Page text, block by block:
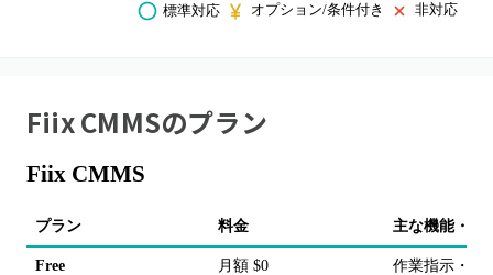
標準対応 オプション/条件付き 非対応
Fiix CMMSのプラン
Fiix CMMS
プラン 料金 主な機能・備
Free 月額 $0 作業指示・資